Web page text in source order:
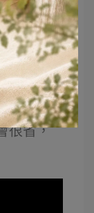
清潔效
次使用
洗完後
當做是
很省，